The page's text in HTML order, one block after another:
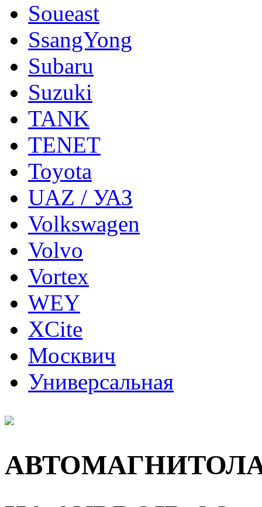
Soueast
SsangYong
Subaru
Suzuki
TANK
TENET
Toyota
UAZ / УАЗ
Volkswagen
Volvo
Vortex
WEY
XCite
Москвич
Универсальная